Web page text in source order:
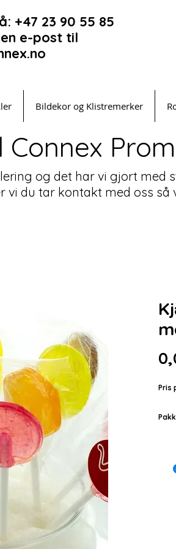
+47 23 90 55 85
e-post til
Bildekor og Klistremerker
og det har vi gjort med
vi du tar kontakt med oss så
Pris